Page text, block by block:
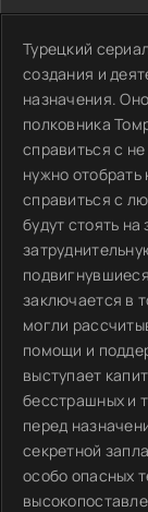
Турецкий
создания и
назначения.
полковника
справиться с
нужно
справиться с
будут стоять
заключается в
могли
помощи и
выступает
бесстрашных и
перед
секретной
особо опасных